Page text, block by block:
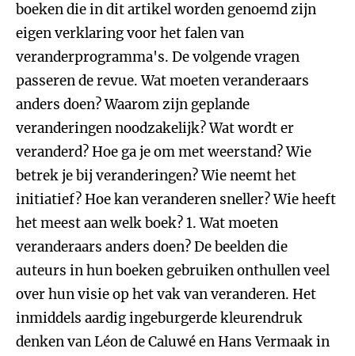
boeken die in dit artikel worden genoemd zijn
eigen verklaring voor het falen van
veranderprogramma's. De volgende vragen
passeren de revue. Wat moeten veranderaars
anders doen? Waarom zijn geplande
veranderingen noodzakelijk? Wat wordt er
veranderd? Hoe ga je om met weerstand? Wie
betrek je bij veranderingen? Wie neemt het
initiatief? Hoe kan veranderen sneller? Wie heeft
het meest aan welk boek?1. Wat moeten
veranderaars anders doen?De beelden die
auteurs in hun boeken gebruiken onthullen veel
over hun visie op het vak van veranderen. Het
inmiddels aardig ingeburgerde kleurendruk
denken van Léon de Caluwé en Hans Vermaak in